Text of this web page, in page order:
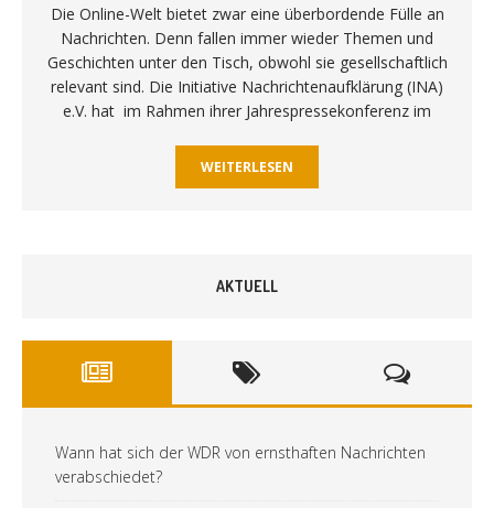
Die Online-Welt bietet zwar eine überbordende Fülle an
Nachrichten. Denn fallen immer wieder Themen und
Geschichten unter den Tisch, obwohl sie gesellschaftlich
relevant sind. Die Initiative Nachrichtenaufklärung (INA)
e.V. hat im Rahmen ihrer Jahrespressekonferenz im
WEITERLESEN
AKTUELL
Wann hat sich der WDR von ernsthaften Nachrichten
verabschiedet?